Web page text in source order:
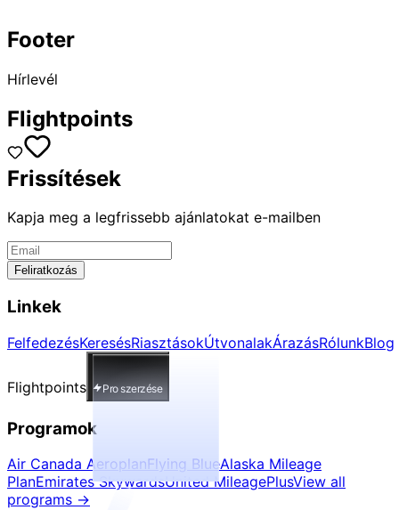
Footer
Hírlevél
Flightpoints
Frissítések
Kapja meg a legfrissebb ajánlatokat e-mailben
Feliratkozás
Linkek
FelfedezésKeresésRiasztásokÚtvonalakÁrazásRólunkBlog
Flightpoints Pro szerzése
Programok
Air Canada AeroplanFlying BlueAlaska Mileage
PlanEmirates SkywardsUnited MileagePlusView all
programs →